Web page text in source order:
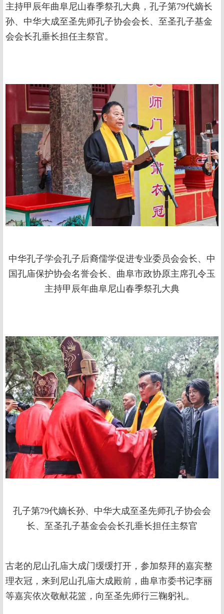
主持甲辰年曲阜尼山春季祭孔大典，孔子第79代嫡长
孙、中华大成至圣先师孔子协会会长、至圣孔子基金
会会长孔垂长担任主祭官。
中华孔子学会孔子后裔儒学促进专业委员会会长、中
国孔庙保护协会名誉会长、曲阜市政协原主席孔令玉
主持甲辰年曲阜尼山春季祭孔大典
孔子第79代嫡长孙、中华大成至圣先师孔子协会会
长、至圣孔子基金会会长孔垂长担任主祭官
古老的尼山孔庙大成门缓缓打开，参加祭拜的嘉宾整
理衣冠，来到尼山孔庙大成殿前，曲阜市委书记李丽
等嘉宾依次敬献花篮，向至圣先师行三鞠躬礼。